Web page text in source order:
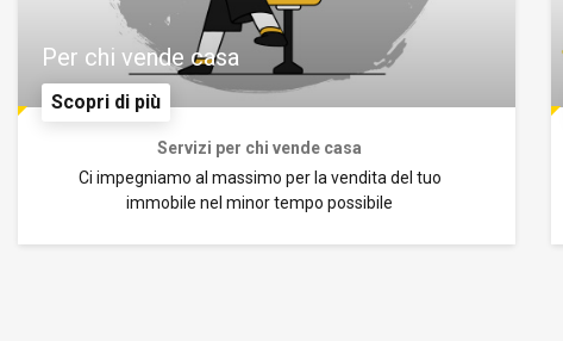
Scopri di più
Per chi vende casa
Servizi per chi vende casa
Ci impegniamo al massimo per la vendita del tuo
immobile nel minor tempo possibile